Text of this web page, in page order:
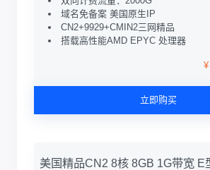
域名免备案 美国原生IP
CN2+9929+CMIN2三网精品
搭载高性能AMD EPYC 处理器
立即购买
美国精品CN2 8核 8GB 1G带宽 E